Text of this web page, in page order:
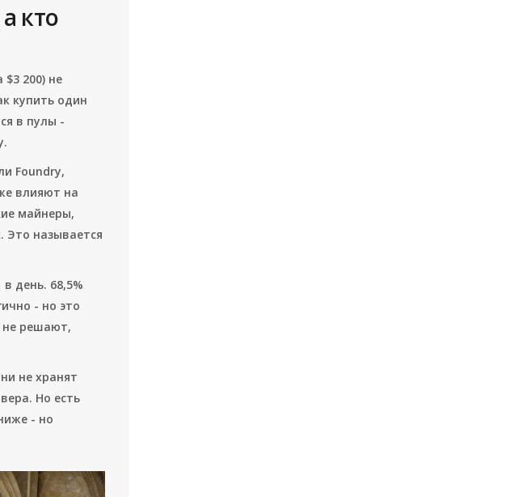
кто
200) не
купить один
в пулы -
Foundry,
влияют на
майнеры,
Это называется
день. 68,5%
- но это
не решают,
не хранят
Но есть
- но